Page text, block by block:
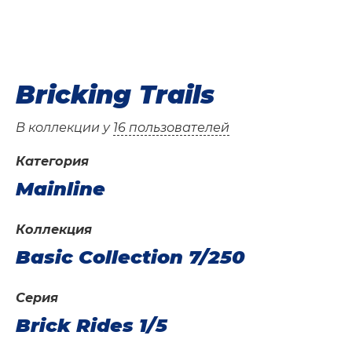
Bricking Trails
В коллекции у 16 пользователей
Категория
Mainline
Коллекция
Basic Collection 7/250
Серия
Brick Rides 1/5